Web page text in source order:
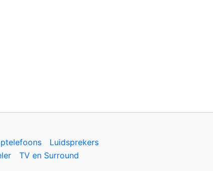
Luidsprekers
TV en Surround